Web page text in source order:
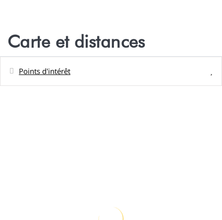
Carte et distances
Points d'intérêt
Plage de sable - MATIRA BEACH